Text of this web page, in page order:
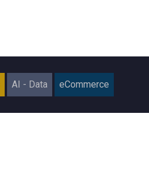
AI - Data eCommerce